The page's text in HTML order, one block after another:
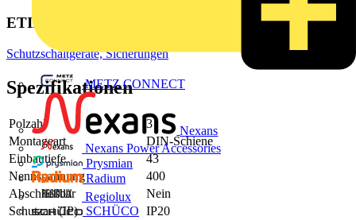
METZ CONNECT
Nexans
Nexans Power Accessories
Prysmian
Radium
Regiolux
SCHÜCO
ETIM Group
Schutzschaltgeräte, Sicherungen
Spezifikationen
Polzahl
3
Montageart
DIN-Schiene
Einbautiefe
43
Nennspannung
400
Abschließbar
Nein
Schutzart (IP)
IP20